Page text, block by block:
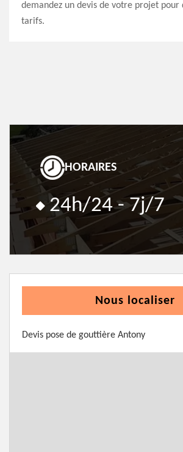
demandez un devis de votre projet pour
tarifs.
HORAIRES
24h/24 - 7j/7
Nous localiser
Devis pose de gouttière Antony